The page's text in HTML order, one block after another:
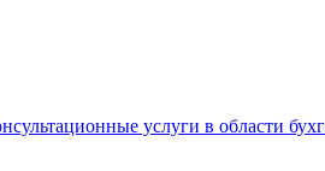
услуги в области